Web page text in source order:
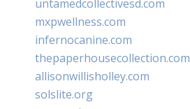
untamedcollectivesd.com
mxpwellness.com
infernocanine.com
thepaperhousecollection.com
allisonwillisholley.com
solslite.org